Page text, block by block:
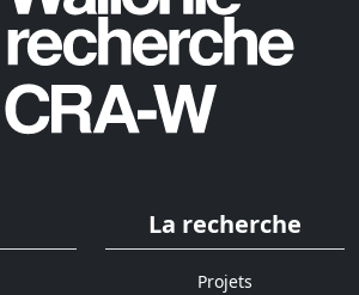
La recherche
Projets